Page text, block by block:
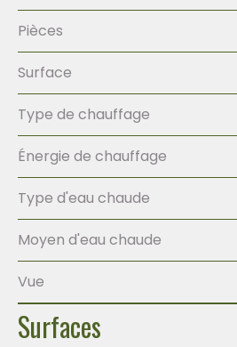
Pièces
Surface
Type de chauffage
Énergie de chauffage
Type d'eau chaude
Moyen d'eau chaude
Vue
Surfaces